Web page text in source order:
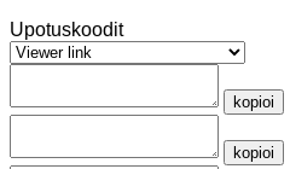
Upotuskoodit
kopioi
kopioi